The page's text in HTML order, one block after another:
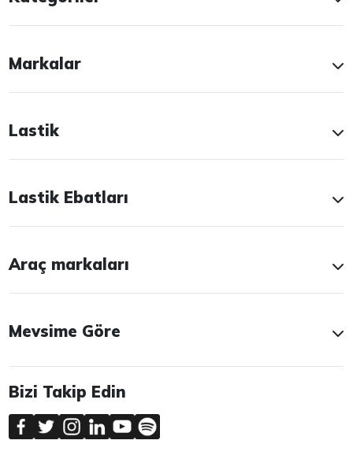
Markalar
Lastik
Lastik Ebatları
Araç markaları
Mevsime Göre
Bizi Takip Edin